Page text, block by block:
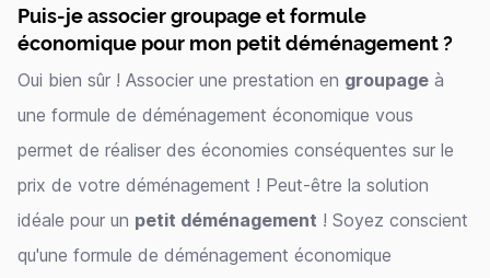
Puis-je associer groupage et formule
économique pour mon petit déménagement ?
Oui bien sûr ! Associer une prestation en groupage à
une formule de déménagement économique vous
permet de réaliser des économies conséquentes sur le
prix de votre déménagement ! Peut-être la solution
idéale pour un petit déménagement ! Soyez conscient
qu'une formule de déménagement économique